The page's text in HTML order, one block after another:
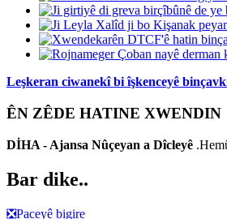
Leşkeran ciwanekî bi îşkenceyê
ÊN ZÊDE HATINE XWENDIN
DİHA - Ajansa Nûçeyan a Dîcleyê
Bar dike..
❎Paceyê bigire